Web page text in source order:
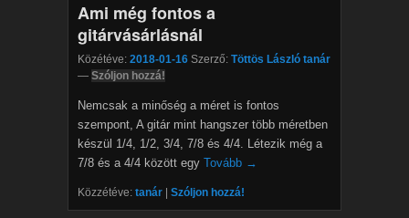
Ami még fontos a
gitárvásárlásnál
Közétéve: 2018-01-16 Szerző: Töttös László tanár
— Szóljon hozzá!
Nemcsak a minőség a méret is fontos
szempont, A gitár mint hangszer több méretben
készül 1/4, 1/2, 3/4, 7/8 és 4/4. Létezik még a
7/8 és a 4/4 között egy Tovább →
Közzétéve: tanár | Szóljon hozzá!